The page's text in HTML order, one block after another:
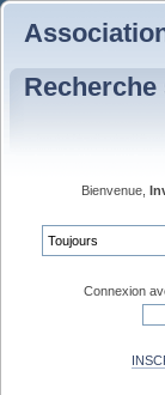
Bienvenue,
Connexion